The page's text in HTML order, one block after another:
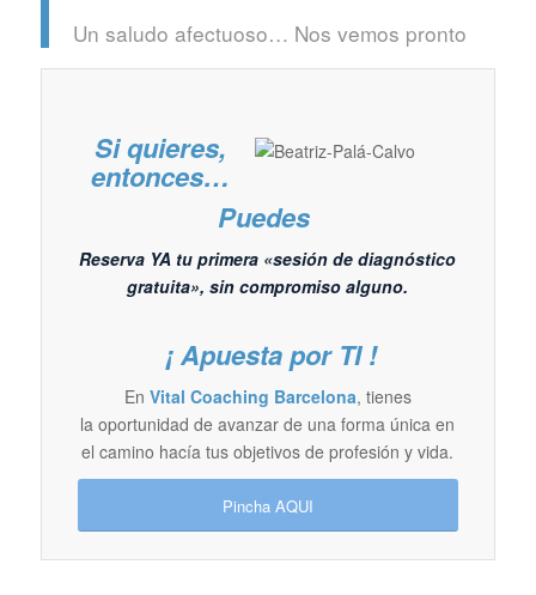
Un saludo afectuoso… Nos vemos pronto
Si quieres,
entonces…
Puedes
Reserva YA tu primera «sesión de diagnóstico
gratuita», sin compromiso alguno.
¡ Apuesta por TI !
En Vital Coaching Barcelona, tienes
la oportunidad de avanzar de una forma única en
el camino hacía tus objetivos de profesión y vida.
Pincha AQUI